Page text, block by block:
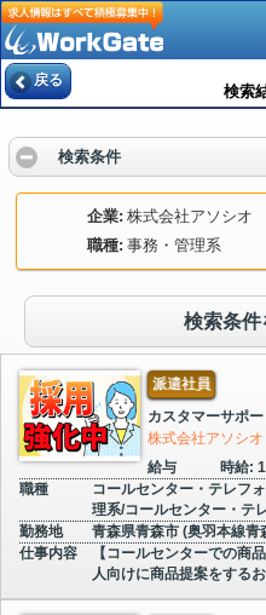
戻る
検索
検索条件
企業 株式会社アソシオ
職種 事務・管理系
検索条件
派遣社員
カスタマーサポー
株式会社アソシオ
給与
時給:
職種
コールセンター・テレフ
理系/コールセンター・テ
勤務地
青森県青森市 (奥羽本線青
仕事内容
【コールセンターでの商
人向けに商品提案をする